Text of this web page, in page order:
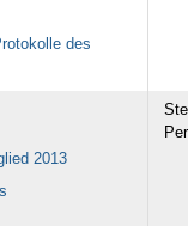
des
2013